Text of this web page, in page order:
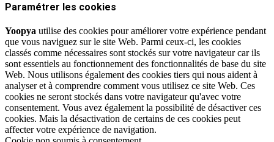
Paramétrer les cookies
Yoopya utilise des cookies pour améliorer votre expérience pendant
que vous naviguez sur le site Web. Parmi ceux-ci, les cookies
classés comme nécessaires sont stockés sur votre navigateur car ils
sont essentiels au fonctionnement des fonctionnalités de base du site
Web. Nous utilisons également des cookies tiers qui nous aident à
analyser et à comprendre comment vous utilisez ce site Web. Ces
cookies ne seront stockés dans votre navigateur qu'avec votre
consentement. Vous avez également la possibilité de désactiver ces
cookies. Mais la désactivation de certains de ces cookies peut
affecter votre expérience de navigation.